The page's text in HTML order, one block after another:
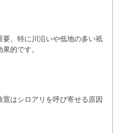
。特に川沿いや低地の多い祇
的です。
はシロアリを呼び寄せる原因